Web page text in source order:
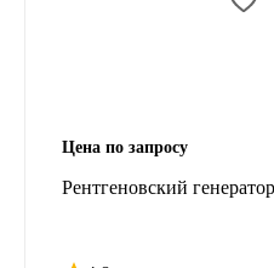
Цена по запросу
Рентгеновский